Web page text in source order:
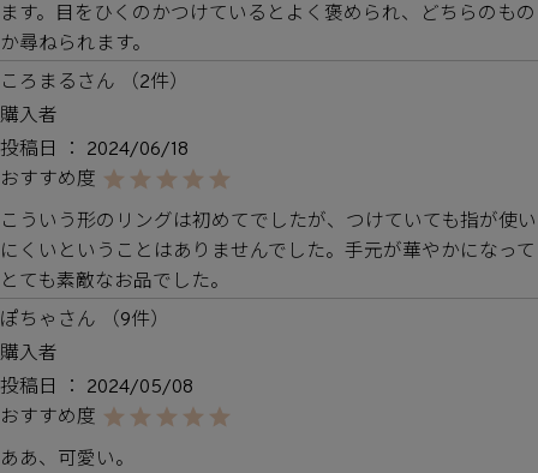
ます。目をひくのかつけているとよく褒められ、どちらのもの
か尋ねられます。
ころまる
2
購入者
投稿日
2024/06/18
こういう形のリングは初めてでしたが、つけていても指が使い
にくいということはありませんでした。手元が華やかになって
とても素敵なお品でした。
ぽちゃ
9
購入者
投稿日
2024/05/08
ああ、可愛い。